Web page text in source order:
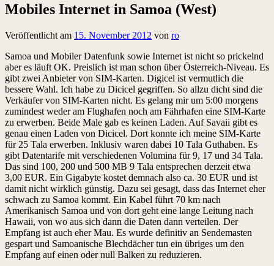
Mobiles Internet in Samoa (West)
Veröffentlicht am 15. November 2012 von ro
Samoa und Mobiler Datenfunk sowie Internet ist nicht so prickelnd
aber es läuft OK. Preislich ist man schon über Österreich-Niveau. Es
gibt zwei Anbieter von SIM-Karten. Digicel ist vermutlich die
bessere Wahl. Ich habe zu Dicicel gegriffen. So allzu dicht sind die
Verkäufer von SIM-Karten nicht. Es gelang mir um 5:00 morgens
zumindest weder am Flughafen noch am Fährhafen eine SIM-Karte
zu erwerben. Beide Male gab es keinen Laden. Auf Savaii gibt es
genau einen Laden von Dicicel. Dort konnte ich meine SIM-Karte
für 25 Tala erwerben. Inklusiv waren dabei 10 Tala Guthaben. Es
gibt Datentarife mit verschiedenen Volumina für 9, 17 und 34 Tala.
Das sind 100, 200 und 500 MB 9 Tala entsprechen derzeit etwa
3,00 EUR. Ein Gigabyte kostet demnach also ca. 30 EUR und ist
damit nicht wirklich günstig. Dazu sei gesagt, dass das Internet eher
schwach zu Samoa kommt. Ein Kabel führt 70 km nach
Amerikanisch Samoa und von dort geht eine lange Leitung nach
Hawaii, von wo aus sich dann die Daten dann verteilen. Der
Empfang ist auch eher Mau. Es wurde definitiv an Sendemasten
gespart und Samoanische Blechdächer tun ein übriges um den
Empfang auf einen oder null Balken zu reduzieren.